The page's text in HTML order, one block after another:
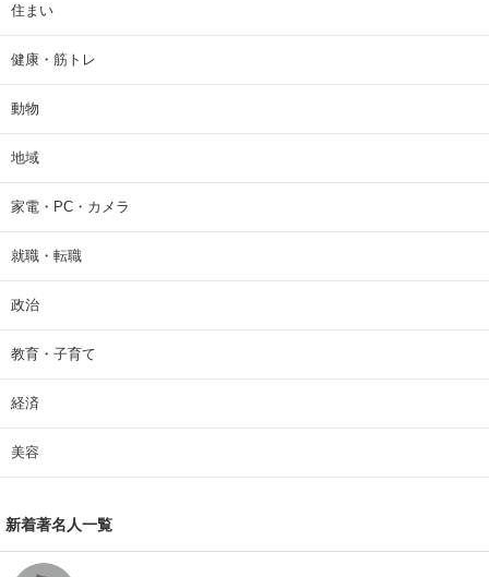
住まい
健康・筋トレ
動物
地域
家電・PC・カメラ
就職・転職
政治
教育・子育て
経済
美容
新着著名人一覧